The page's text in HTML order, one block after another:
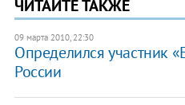
ЧИТАЙТЕ ТАКЖЕ
09 марта 2010, 22:30
Определился участник
России